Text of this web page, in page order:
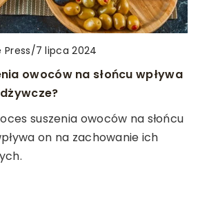
/5 lipca 2026
z farbami – jak zachęcić
przygód w domu
dzieciom tajemnice
zaciszu i wspierać ich
zabawę z farbami.
/7 lipca 2024
owoców na słońcu wpływa
suszenia owoców na słońcu
on na zachowanie ich
/20 lutego 2026
uratować Twój ząb przed
metody
na zachowanie zęba,
oraz jakie korzyści niesie za